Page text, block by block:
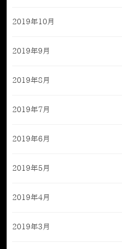
2019年10月
2019年9月
2019年8月
2019年7月
2019年6月
2019年5月
2019年4月
2019年3月